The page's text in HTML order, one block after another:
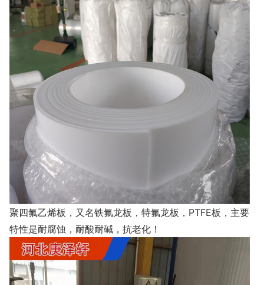
聚四氟乙烯板，又名铁氟龙板，特氟龙板，PTFE板，主要
特性是耐腐蚀，耐酸耐碱，抗老化！